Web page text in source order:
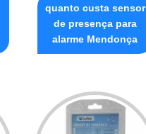
quanto custa sensor
de presença para
alarme Mendonça